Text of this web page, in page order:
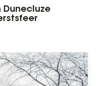
Dunecluze